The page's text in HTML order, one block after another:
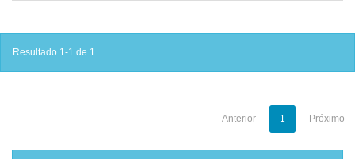
Resultado 1-1 de 1.
Anterior 1 Próximo